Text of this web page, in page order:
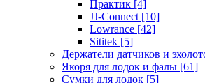
Практик [4]
JJ-Connect [10]
Lowrance [42]
Sititek [5]
Держатели датчиков и
Якоря для лодок и фалы [61]
Сумки для лодок [5]